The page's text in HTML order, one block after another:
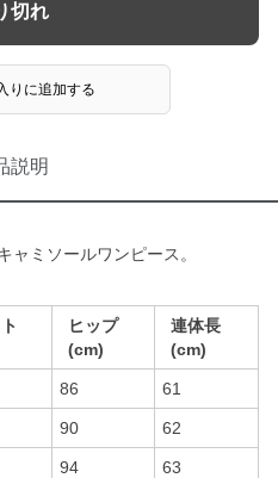
切れ
りに追加する
説明
ャミソールワンピース。
ヒップ
(cm)
連体長
(cm)
86 61
90 62
94 63